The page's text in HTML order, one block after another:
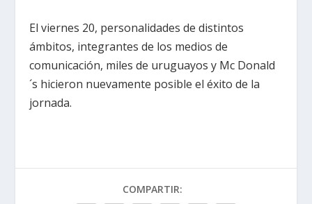
El viernes 20, personalidades de distintos
ámbitos, integrantes de los medios de
comunicación, miles de uruguayos y Mc Donald
´s hicieron nuevamente posible el éxito de la
jornada.
COMPARTIR: